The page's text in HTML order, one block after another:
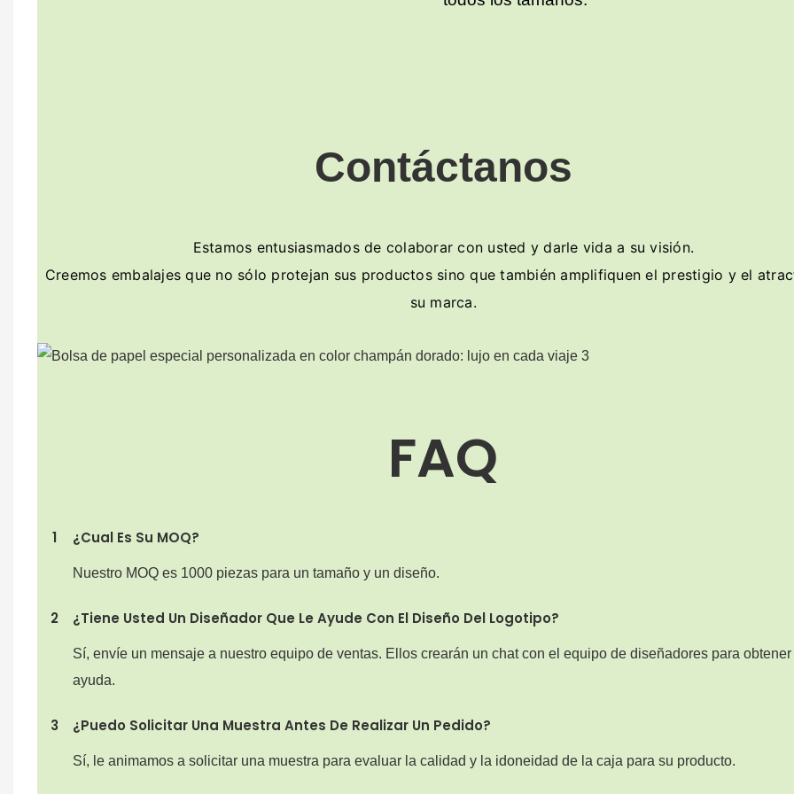
Contáctanos
Estamos entusiasmados de colaborar con usted y darle vida a su visión.
Creemos embalajes que no sólo protejan sus productos sino que también amplifiquen el prestigio y el
su marca.
FAQ
1 ¿Cual Es Su MOQ?
Nuestro MOQ es 1000 piezas para un tamaño y un diseño.
2 ¿Tiene Usted Un Diseñador Que Le Ayude Con El Diseño Del Logotipo?
Sí, envíe un mensaje a nuestro equipo de ventas. Ellos crearán un chat con el equipo de diseñadores para obtener
ayuda.
3 ¿Puedo Solicitar Una Muestra Antes De Realizar Un Pedido?
Sí, le animamos a solicitar una muestra para evaluar la calidad y la idoneidad de la caja para su producto.